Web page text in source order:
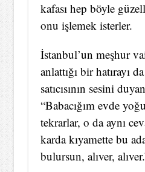
kafası hep böyle
onu işlemek isterler.
İstanbul’un meşhur
anlattığı bir hatırayı
satıcısının sesini
“Babacığım evde
tekrarlar, o da aynı
karda kıyamette bu
bulursun, alıver,